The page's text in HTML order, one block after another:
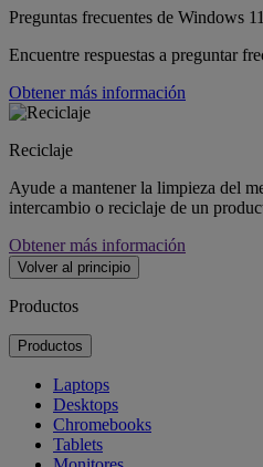
Preguntas frecuentes de Windows 11
Encuentre respuestas a preguntar
Obtener más información
Reciclaje
Ayude a mantener la limpieza del
intercambio o reciclaje de un
Obtener más información
Volver al principio
Productos
Productos
Laptops
Desktops
Chromebooks
Tablets